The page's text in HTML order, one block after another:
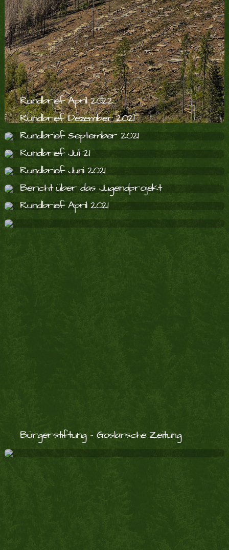
Rundbrief April 2022
Rundbrief Dezember 2021
Rundbrief September 2021
Rundbrief Juli 21
Rundbrief Juni 2021
Bericht über das Jugendprojekt
Rundbrief April 2021
Bürgerstiftung – Goslarsche Zeitung